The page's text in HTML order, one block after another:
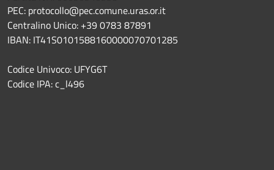
PEC: protocollo@pec.comune.uras.or.it
Centralino Unico: +39 0783 87891
IBAN: IT41S0101588160000070701285
Codice Univoco: UFYG6T
Codice IPA: c_l496